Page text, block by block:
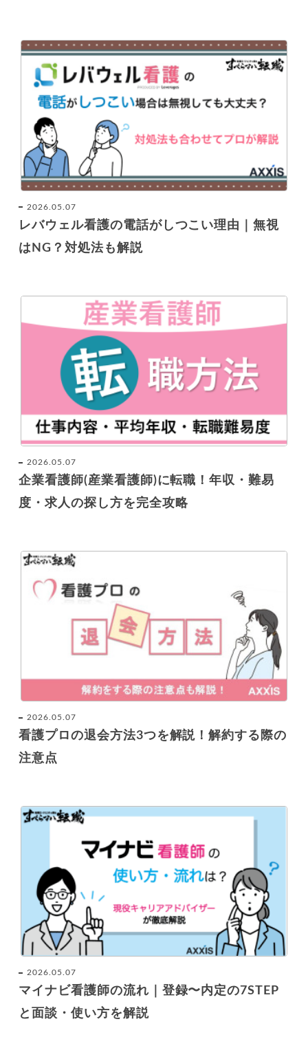
2026.05.07
レバウェル看護の電話がしつこい理由｜無視
はNG？対処法も解説
2026.05.07
企業看護師(産業看護師)に転職！年収・難易
度・求人の探し方を完全攻略
2026.05.07
看護プロの退会方法3つを解説！解約する際の
注意点
2026.05.07
マイナビ看護師の流れ｜登録〜内定の7STEP
と面談・使い方を解説